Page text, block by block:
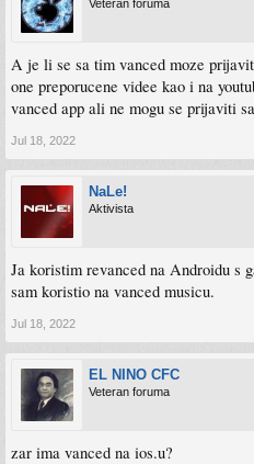
Veteran foruma
A je li se sa tim vanced moze
one preporucene videe kao i na
vanced app ali ne mogu se prijaviti
Jul 18, 2022
NaLe!
Aktivista
Ja koristim revanced na Androidu s
sam koristio na vanced musicu.
Jul 18, 2022
EL NINO CFC
Veteran foruma
zar ima vanced na ios.u?